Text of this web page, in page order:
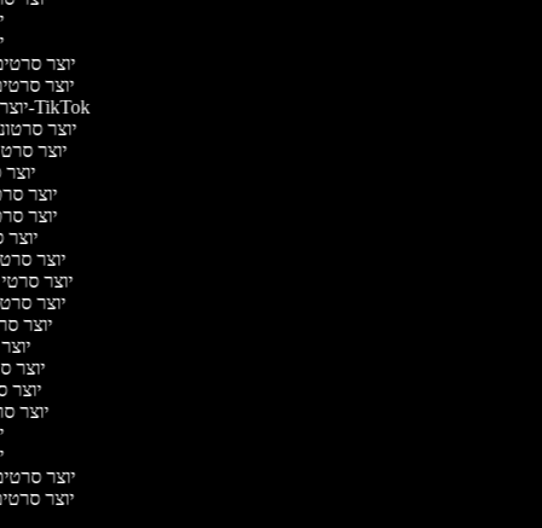
יוצר
יוצר
יוצר סרטונים ל-TikTok
יוצר
יוצר
יוצר
יוצר
יוצר
יוצר
יוצר סרטי
יוצר
יוצר
יוצר
יוצר
יוצר
יוצר
יוצר